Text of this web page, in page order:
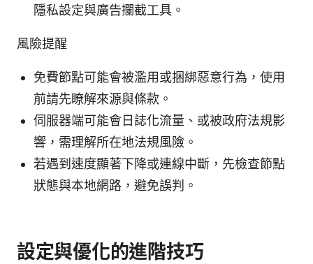
隱私設定與廣告攔截工具。
風險提醒
免費節點可能會被濫用或捆綁惡意行為，使用
前請先瞭解來源與條款。
伺服器端可能會日誌化流量、或被政府法規影
響，需理解所在地法規風險。
若遇到速度顯著下降或連線中斷，先檢查節點
狀態與本地網路，避免誤判。
設定與優化的進階技巧